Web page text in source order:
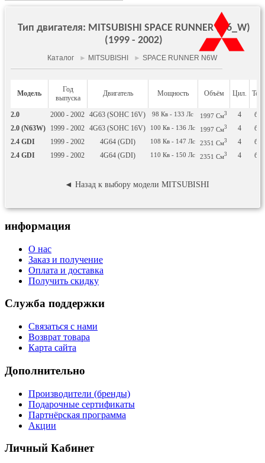
Тип двигателя: MITSUBISHI SPACE RUNNER (N6_W)
(1999 - 2002)
Каталог► MITSUBISHI ► SPACE RUNNER N6W
Модель
Год
выпуска
Двигатель Мощность Объём Цил.
2.0 2000 - 2002 4G63 (SOHC 16V) 98 Кв - 133 Лс 1997 См3 4
2.0 (N63W)
1999 - 2002 4G63 (SOHC 16V) 100 Кв - 136 Лс 1997 См3 4
2.4 GDI
1999 - 2002 4G64 (GDI) 108 Кв - 147 Лс 2351 См3 4
2.4 GDI
1999 - 2002 4G64 (GDI) 110 Кв - 150 Лс 2351 См3 4
◄ Назад к выбору модели MITSUBISHI
информация
О нас
Заказ и получение
Оплата и доставка
Получить скидку
Служба поддержки
Связаться с нами
Возврат товара
Карта сайта
Дополнительно
Производители (бренды)
Подарочные сертификаты
Партнёрская программа
Акции
Личный Кабинет